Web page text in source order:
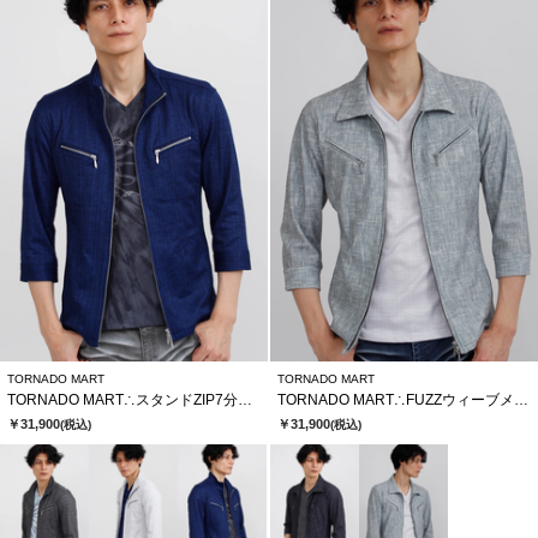
TORNADO MART
TORNADO MART∴スタンドZIP7分袖ブルゾン
￥31,900(税込)
TORNADO MART
TORNADO MART∴FUZZウィーブメッシュHT7分袖シャツブルゾン
￥31,900(税込)